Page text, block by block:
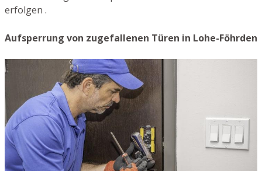
erfolgen .
Aufsperrung von zugefallenen Türen in Lohe-Föhrden